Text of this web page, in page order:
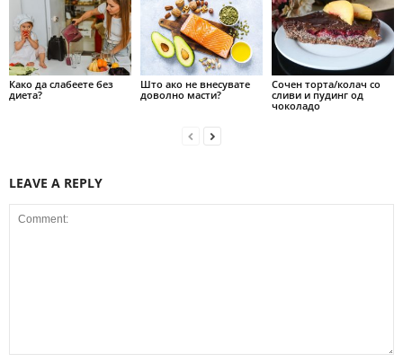
Како да слабеете без
диета?
Што ако не внесувате
доволно масти?
Сочен торта/колач со
сливи и пудинг од
чоколадо
LEAVE A REPLY